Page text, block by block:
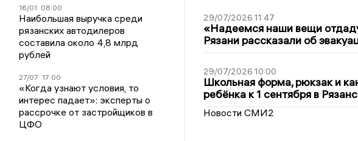
16/01 08:00
Наибольшая выручка среди
рязанских автодилеров
составила около 4,8 млрд
рублей
27/07 17:00
«Когда узнают условия, то
интерес падает»: эксперты о
рассрочке от застройщиков в
ЦФО
29/07/2026 11:47
«Надеемся наши вещи
Рязани рассказали об
29/07/2026 10:00
Школьная форма, рюкзак и
ребёнка к 1 сентября в
Новости СМИ2